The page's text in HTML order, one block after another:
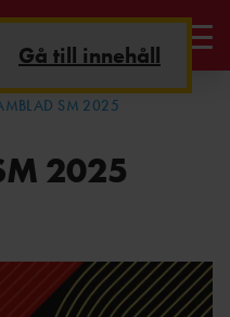
Gå till innehåll
SM 2025
SM 2025
2025